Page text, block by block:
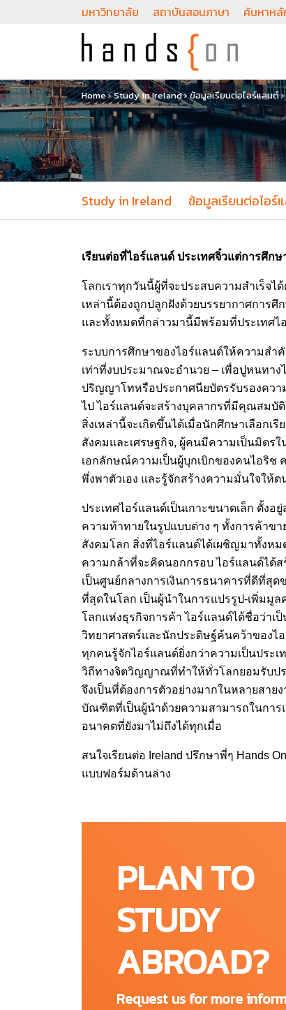
มหาวิทยาลัย สถาบันสอนภาษา ค้นหาห
Home›Study in Ireland›ข้อมูลเรียนต่อไอร์แลนด์›
Study in Ireland ข้อมูลเรียนต่อไอร์
เรียนต่อที่ไอร์แลนด์ ประเทศจิ๋วแต่การศึกษ
โลกเราทุกวันนี้ผู้ที่จะประสบความสำเร็จ
เหล่านี้ต้องถูกปลูกฝังด้วยบรรยากาศการ
และทั้งหมดที่กล่าวมานี้มีพร้อมที่ประเทศไ
ระบบการศึกษาของไอร์แลนด์ให้ความสำ
เท่าที่งบประมาณจะอำนวย – เพื่อปูหนทา
ปริญญาโทหรือประกาศนียบัตรรับรองคว
ไป ไอร์แลนด์จะสร้างบุคลากรที่มีคุณสมบั
สิ่งเหล่านี้จะเกิดขึ้นได้เมื่อนักศึกษาเลือก
สังคมและเศรษฐกิจ, ผู้คนมีความเป็นมิตร
เอกลักษณ์ความเป็นผู้บุกเบิกของคนไอริช
พึ่งพาตัวเอง และรู้จักสร้างความมั่นใจให้
ประเทศไอร์แลนด์เป็นเกาะขนาดเล็ก ตั้ง
ความท้าทายในรูปแบบต่าง ๆ ทั้งการค้าข
สังคมโลก สิ่งที่ไอร์แลนด์ได้เผชิญมาทั้งหม
ความกล้าที่จะคิดนอกกรอบ ไอร์แลนด์ได้ส
เป็นศูนย์กลางการเงินการธนาคารที่ดีที่สุ
ที่สุดในโลก เป็นผู้นำในการแปรรูป-เพิ่มมู
โลกแห่งธุรกิจการค้า ไอร์แลนด์ได้ชื่อว่า
วิทยาศาสตร์และนักประดิษฐ์ค้นคว้าของไ
ทุกคนรู้จักไอร์แลนด์ยิ่งกว่าความเป็นประ
วิถีทางจิตวิญญาณที่ทำให้ทั่วโลกยอมรับป
จึงเป็นที่ต้องการตัวอย่างมากในหลายสา
บัณฑิตที่เป็นผู้นำด้วยความสามารถในการ
อนาคตที่ยังมาไม่ถึงได้ทุกเมื่อ
สนใจเรียนต่อ Ireland ปรึกษาพี่ๆ Hands
แบบฟอร์มด้านล่าง
PLAN TO
STUDY
ABROAD?
Request us for more